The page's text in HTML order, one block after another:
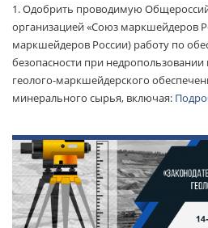
1. Одобрить проводимую
организацией «Союз маркшейдеров
маркшейдеров России) работу по
безопасности при
геолого-маркшейдерского
минерального сырья, включая: